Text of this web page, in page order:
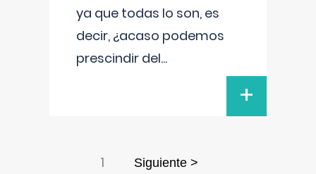
ya que todas lo son, es
decir, ¿acaso podemos
prescindir del...
+
1 Siguiente >